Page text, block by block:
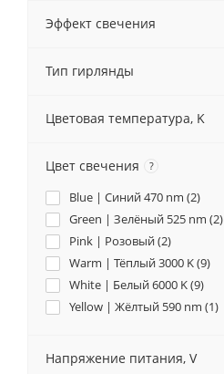
Эффект свечения
Тип гирлянды
Цветовая температура, K
Цвет свечения ?
Blue | Синий 470 nm (2)
Green | Зелёный 525 nm (2)
Pink | Розовый (2)
Warm | Тёплый 3000 K (9)
White | Белый 6000 K (9)
Yellow | Жёлтый 590 nm (1)
Напряжение питания, V